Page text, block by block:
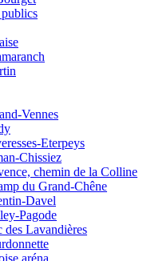
Vennes
Eterpeys
Chissiez
chemin de la Colline
du Grand-Chêne
Davel
Pagode
des Lavandières
aréna